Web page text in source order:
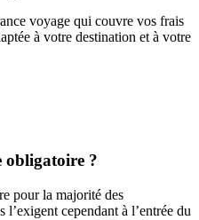
voyage qui couvre vos frais
à votre destination et à votre
obligatoire ?
pour la majorité des
cependant à l’entrée du